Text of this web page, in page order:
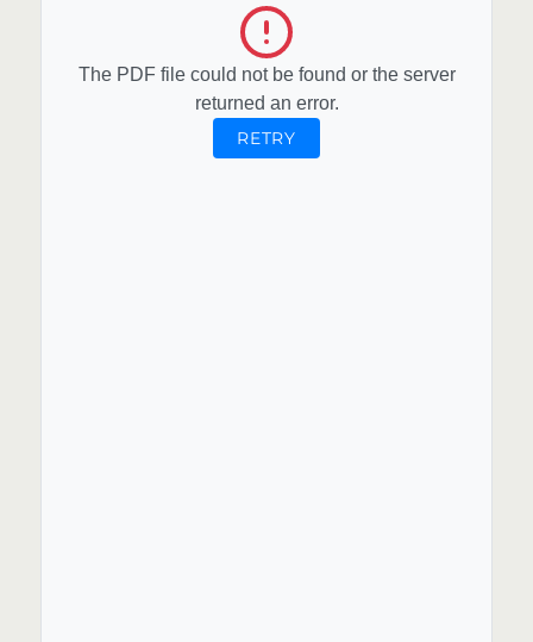
The PDF file could not be found or the server
returned an error.
RETRY